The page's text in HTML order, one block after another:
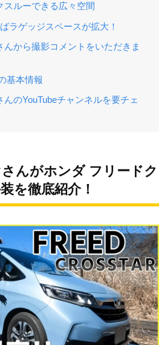
スルーできる広々空間
ラゲッジスペースが拡大！
んから撮影コメントをいただきま
基本情報
のYouTubeチャンネルを要チェ
んがホンダ フリードク
を徹底紹介！